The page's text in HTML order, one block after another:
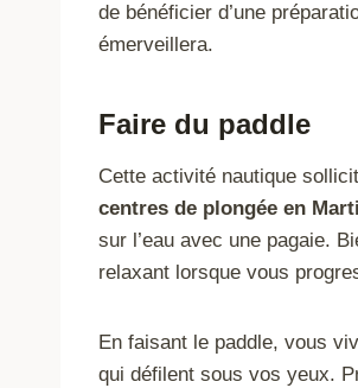
de bénéficier d’une
émerveillera.
Faire du paddle
Cette activité nautique
centres de plongée en
sur l’eau avec une pagaie.
relaxant lorsque vous
En faisant le paddle, vous
qui défilent sous vos yeux.